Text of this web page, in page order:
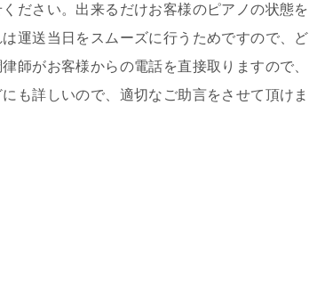
ださい。出来るだけお客様のピアノの状態を
運送当日をスムーズに行うためですので、ど
師がお客様からの電話を直接取りますので、
も詳しいので、適切なご助言をさせて頂けま